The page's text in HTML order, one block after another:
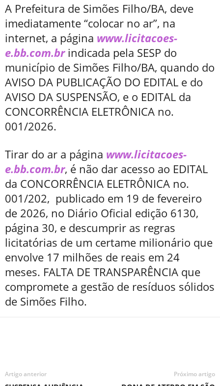
A Prefeitura de Simões Filho/BA, deve
imediatamente “colocar no ar”, na
internet, a página www.licitacoes-
e.bb.com.br indicada pela SESP do
município de Simões Filho/BA, quando do
AVISO DA PUBLICAÇÃO DO EDITAL e do
AVISO DA SUSPENSÃO, e o EDITAL da
CONCORRÊNCIA ELETRÔNICA no.
001/2026.
Tirar do ar a página www.licitacoes-
e.bb.com.br, é não dar acesso ao EDITAL
da CONCORRÊNCIA ELETRÔNICA no.
001/202, publicado em 19 de fevereiro
de 2026, no Diário Oficial edição 6130,
página 30, e descumprir as regras
licitatórias de um certame milionário que
envolve 17 milhões de reais em 24
meses. FALTA DE TRANSPARÊNCIA que
compromete a gestão de resíduos sólidos
de Simões Filho.
Artigo anterior Próximo artigo